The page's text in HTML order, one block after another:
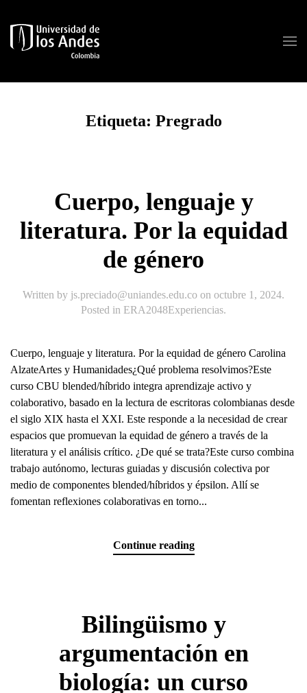
Skip to main content
Etiqueta: Pregrado
Cuerpo, lenguaje y
literatura. Por la equidad
de género
Written by js.preciado@uniandes.edu.co on octubre 1, 2024.
Posted in ERA2048Experiencias.
Cuerpo, lenguaje y literatura. Por la equidad de género Carolina
AlzateArtes y Humanidades¿Qué problema resolvimos?Este
curso CBU blended/híbrido integra aprendizaje activo y
colaborativo, basado en la lectura de escritoras colombianas desde
el siglo XIX hasta el XXI. Este responde a la necesidad de crear
espacios que promuevan la equidad de género a través de la
literatura y el análisis crítico. ¿De qué se trata?Este curso combina
trabajo autónomo, lecturas guiadas y discusión colectiva por
medio de componentes blended/híbridos y épsilon. Allí se
fomentan reflexiones colaborativas en torno...
Continue reading
Bilingüismo y
argumentación en
biología: un curso